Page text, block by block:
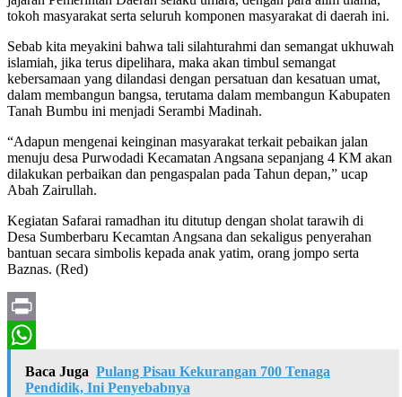
tokoh masyarakat serta seluruh komponen masyarakat di daerah ini.
Sebab kita meyakini bahwa tali silahturahmi dan semangat ukhuwah
islamiah, jika terus dipelihara, maka akan timbul semangat
kebersamaan yang dilandasi dengan persatuan dan kesatuan umat,
dalam membangun bangsa, terutama dalam membangun Kabupaten
Tanah Bumbu ini menjadi Serambi Madinah.
“Adapun mengenai keinginan masyarakat terkait pebaikan jalan
menuju desa Purwodadi Kecamatan Angsana sepanjang 4 KM akan
dilakukan perbaikan dan pengaspalan pada Tahun depan,” ucap
Abah Zairullah.
Kegiatan Safarai ramadhan itu ditutup dengan sholat tarawih di
Desa Sumberbaru Kecamtan Angsana dan sekaligus penyerahan
bantuan secara simbolis kepada anak yatim, orang jompo serta
Baznas. (Red)
Print
WhatsApp
Baca Juga Pulang Pisau Kekurangan 700 Tenaga
Pendidik, Ini Penyebabnya